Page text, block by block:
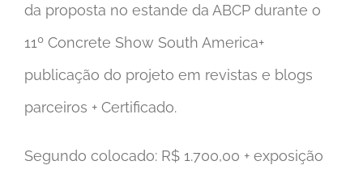
da proposta no estande da ABCP durante o
11º Concrete Show South America+
publicação do projeto em revistas e blogs
parceiros + Certificado.
Segundo colocado: R$ 1.700,00 + exposição